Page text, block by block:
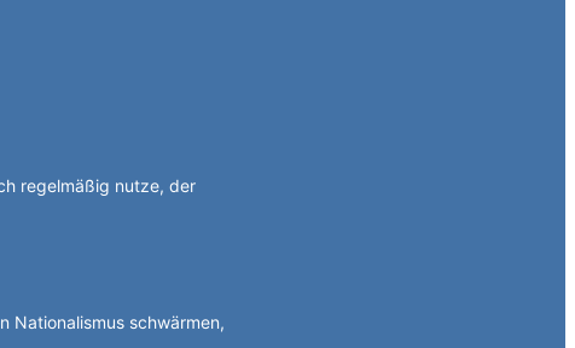
regelmäßig nutze, der
Nationalismus schwärmen,